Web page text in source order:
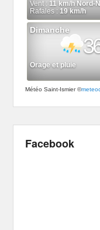
Météo Saint-Ismier©
Facebook